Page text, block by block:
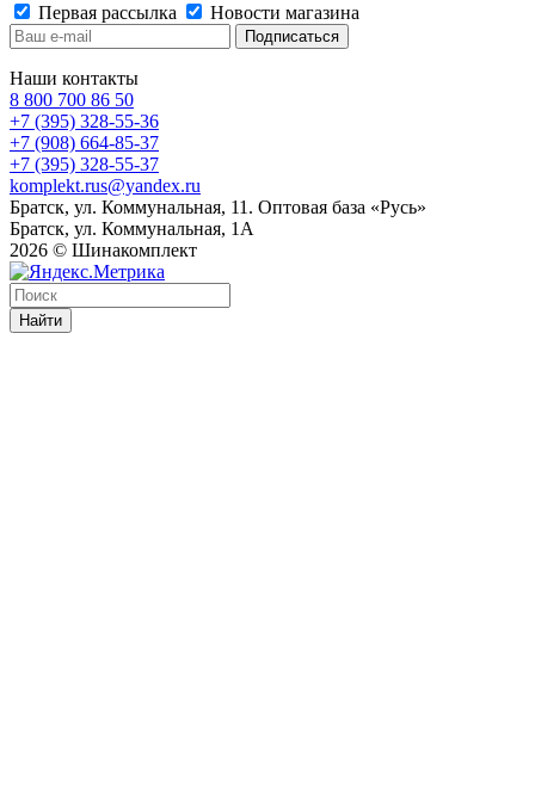
Первая рассылка
Новости магазина
Наши контакты
8 800 700 86 50
+7 (395) 328-55-36
+7 (908) 664-85-37
+7 (395) 328-55-37
komplekt.rus@yandex.ru
Братск, ул. Коммунальная, 11. Оптовая база «Русь»
Братск, ул. Коммунальная, 1А
2026 © Шинакомплект
Найти